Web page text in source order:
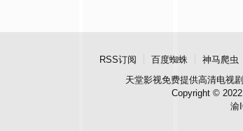
RSS订阅 百度蜘蛛 神马爬虫
天堂影视免费提供高清电视
Copyright ©
渝